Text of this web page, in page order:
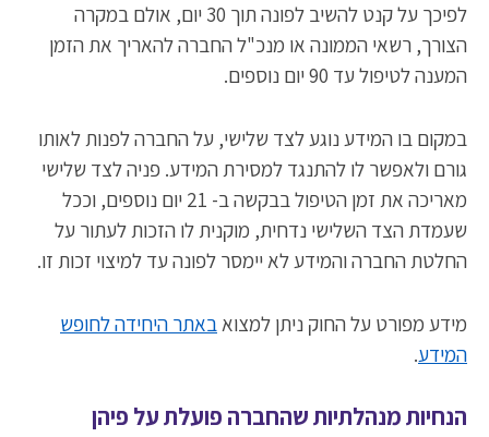
לפיכך על קנט להשיב לפונה תוך 30 יום, אולם במקרה
הצורך, רשאי הממונה או מנכ"ל החברה להאריך את הזמן
המענה לטיפול עד 90 יום נוספים.
במקום בו המידע נוגע לצד שלישי, על החברה לפנות לאותו
גורם ולאפשר לו להתנגד למסירת המידע. פניה לצד שלישי
מאריכה את זמן הטיפול בבקשה ב- 21 יום נוספים, וככל
שעמדת הצד השלישי נדחית, מוקנית לו הזכות לעתור על
החלטת החברה והמידע לא יימסר לפונה עד למיצוי זכות זו.
מידע מפורט על החוק ניתן למצואבאתר היחידה לחופש
המידע.
הנחיות מנהלתיות שהחברה פועלת על פיהן